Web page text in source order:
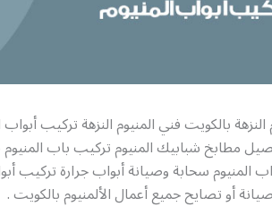
بالكويت فني المنيوم النزهة تركيب
مطابخ شبابيك المنيوم تركيب باب
أو تصايح جميع أعمال الألمنيوم بالكويت .